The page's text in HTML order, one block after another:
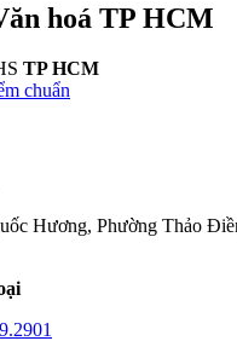
hoá TP HCM
TP HCM
chuẩn
Hương, Phường Thảo